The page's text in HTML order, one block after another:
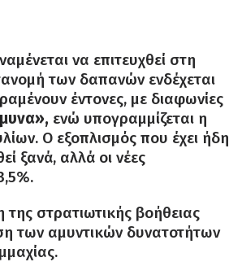
να επιτευχθεί στη
των δαπανών ενδέχεται
έντονες, με διαφωνίες
ενώ υπογραμμίζεται η
Ο εξοπλισμός που έχει ήδη
ξανά, αλλά οι νέες
στρατιωτικής βοήθειας
των αμυντικών δυνατοτήτων